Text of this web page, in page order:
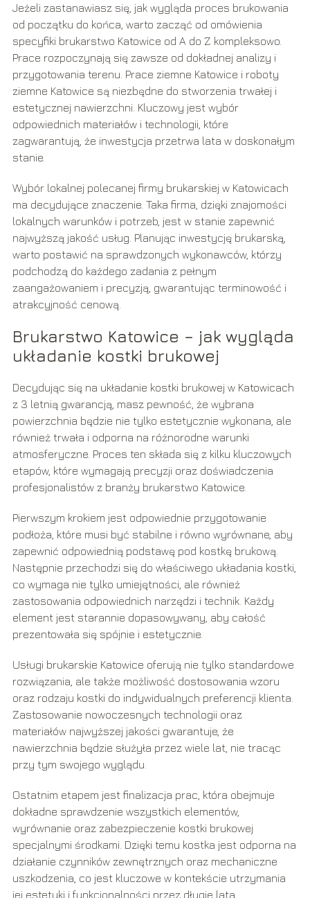
Jeżeli zastanawiasz się, jak wygląda proces brukowania
od początku do końca, warto zacząć od omówienia
specyfiki brukarstwo Katowice od A do Z kompleksowo.
Prace rozpoczynają się zawsze od dokładnej analizy i
przygotowania terenu. Prace ziemne Katowice i roboty
ziemne Katowice są niezbędne do stworzenia trwałej i
estetycznej nawierzchni. Kluczowy jest wybór
odpowiednich materiałów i technologii, które
zagwarantują, że inwestycja przetrwa lata w doskonałym
stanie.
Wybór lokalnej polecanej firmy brukarskiej w Katowicach
ma decydujące znaczenie. Taka firma, dzięki znajomości
lokalnych warunków i potrzeb, jest w stanie zapewnić
najwyższą jakość usług. Planując inwestycję brukarską,
warto postawić na sprawdzonych wykonawców, którzy
podchodzą do każdego zadania z pełnym
zaangażowaniem i precyzją, gwarantując terminowość i
atrakcyjność cenową.
Brukarstwo Katowice – jak wygląda
układanie kostki brukowej
Decydując się na układanie kostki brukowej w Katowicach
z 3 letnią gwarancją, masz pewność, że wybrana
powierzchnia będzie nie tylko estetycznie wykonana, ale
również trwała i odporna na różnorodne warunki
atmosferyczne. Proces ten składa się z kilku kluczowych
etapów, które wymagają precyzji oraz doświadczenia
profesjonalistów z branży brukarstwo Katowice.
Pierwszym krokiem jest odpowiednie przygotowanie
podłoża, które musi być stabilne i równo wyrównane, aby
zapewnić odpowiednią podstawę pod kostkę brukową.
Następnie przechodzi się do właściwego układania kostki,
co wymaga nie tylko umiejętności, ale również
zastosowania odpowiednich narzędzi i technik. Każdy
element jest starannie dopasowywany, aby całość
prezentowała się spójnie i estetycznie.
Usługi brukarskie Katowice oferują nie tylko standardowe
rozwiązania, ale także możliwość dostosowania wzoru
oraz rodzaju kostki do indywidualnych preferencji klienta.
Zastosowanie nowoczesnych technologii oraz
materiałów najwyższej jakości gwarantuje, że
nawierzchnia będzie służyła przez wiele lat, nie tracąc
przy tym swojego wyglądu.
Ostatnim etapem jest finalizacja prac, która obejmuje
dokładne sprawdzenie wszystkich elementów,
wyrównanie oraz zabezpieczenie kostki brukowej
specjalnymi środkami. Dzięki temu kostka jest odporna na
działanie czynników zewnętrznych oraz mechaniczne
uszkodzenia, co jest kluczowe w kontekście utrzymania
jej estetyki i funkcjonalności przez długie lata.